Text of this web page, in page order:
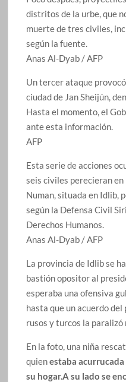
distritos de la urbe, que
muerte de tres civiles,
según la fuente.
Anas Al-Dyab / AFP
Un tercer ataque
ciudad de Jan Sheijún,
Hasta el momento, el
ante esta información.
AFP
Esta serie de acciones
seis civiles perecieran
Numan, situada en Idlib,
según la Defensa Civil
Derechos Humanos.
Anas Al-Dyab / AFP
La provincia de Idlib se
bastión opositor al
esperaba una ofensiva
hasta que un acuerdo
rusos y turcos la
En la foto, una niña
quienestaba
su hogar.A su lado se